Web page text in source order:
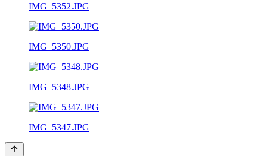
IMG_5352.JPG
IMG_5350.JPG
IMG_5348.JPG
IMG_5347.JPG